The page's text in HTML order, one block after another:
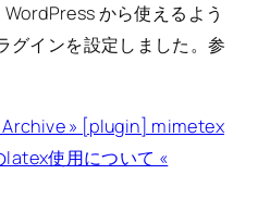
から使えるよう
インを設定しました。参
Archive » [plugin] mimetex
使用について «